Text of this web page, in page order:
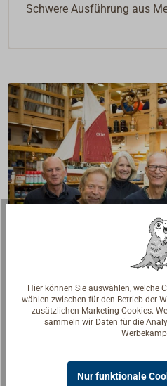
Schwere Ausführung aus
Fragen zum Artikel?
Reden Sie mit
Seglerinnen. Wir verstehen
Experten
Hier können Sie auswählen, welche
wählen zwischen für den Betrieb der
zusätzlichen Marketing-Cookies.
sammeln wir Daten für die
Nur funktionale